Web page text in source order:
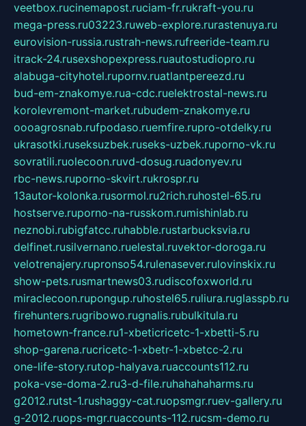
veetbox.rucinemapost.ruciam-fr.rukraft-you.ru
mega-press.ru03223.ruweb-explore.rurastenuya.ru
eurovision-russia.rustrah-news.rufreeride-team.ru
itrack-24.rusexshopexpress.ruautostudiopro.ru
alabuga-cityhotel.rupornv.ruatlantpereezd.ru
bud-em-znakomye.rua-cdc.ruelektrostal-news.ru
korolevremont-market.rubudem-znakomye.ru
oooagrosnab.rufpodaso.ruemfire.rupro-otdelky.ru
ukrasotki.ruseksuzbek.ruseks-uzbek.ruporno-vk.ru
sovratili.ruolecoon.ruvd-dosug.ruadonyev.ru
rbc-news.ruporno-skvirt.rukrospr.ru
13autor-kolonka.rusormol.ru2rich.ruhostel-65.ru
hostserve.ruporno-na-russkom.rumishinlab.ru
neznobi.rubigfatcc.ruhabble.rustarbucksvia.ru
delfinet.rusilvernano.ruelestal.ruvektor-doroga.ru
velotrenajery.rupronso54.rulenasever.rulovinskix.ru
show-pets.rusmartnews03.rudiscofoxworld.ru
miraclecoon.rupongup.ruhostel65.ruliura.ruglasspb.ru
firehunters.rugribowo.rugnalis.rubulkitula.ru
hometown-france.ru1-xbeticricetc-1-xbetti-5.ru
shop-garena.rucricetc-1-xbetr-1-xbetcc-2.ru
one-life-story.rutop-halyava.ruaccounts112.ru
poka-vse-doma-2.ru3-d-file.ruhahahaharms.ru
g2012.rutst-1.rushaggy-cat.ruopsmgr.ruev-gallery.ru
g-2012.ruops-mgr.ruaccounts-112.rucsm-demo.ru